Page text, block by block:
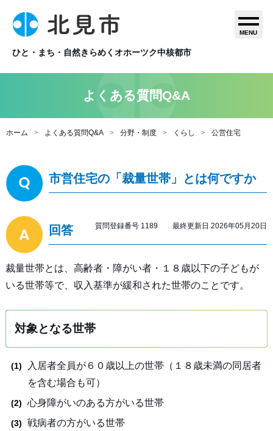
ひと・まち・自然きらめくオホーツク中核都市
MENU
よくある質問Q&A
ホーム よくある質問Q&A 分野・制度 くらし 公営住宅
市営住宅の「裁量世帯」とは何ですか
回答 質問登録番号 1189 最終更新日 2026年05月20日
裁量世帯とは、高齢者・障がい者・１８歳以下の子どもが
いる世帯等で、収入基準が緩和された世帯のことです。
対象となる世帯
入居者全員が６０歳以上の世帯（１８歳未満の同居者
を含む場合も可）
心身障がいのある方がいる世帯
戦病者の方がいる世帯